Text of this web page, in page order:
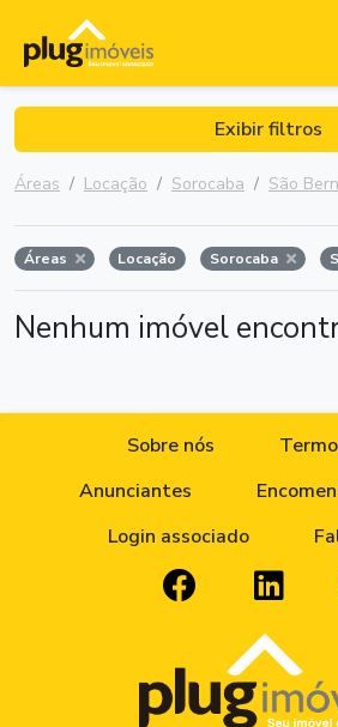
Exibir filtros
Áreas Locação Sorocaba São
Áreas Locação Sorocaba
Nenhum imóvel
Sobre nós
Anunciantes
Login associado